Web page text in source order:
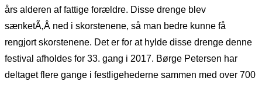
års alderen af fattige forældre. Disse drenge blev
sænketÃ‚Â ned i skorstenene, så man bedre kunne få
rengjort skorstenene. Det er for at hylde disse drenge denne
festival afholdes for 33. gang i 2017. Børge Petersen har
deltaget flere gange i festligehederne sammen med over 700